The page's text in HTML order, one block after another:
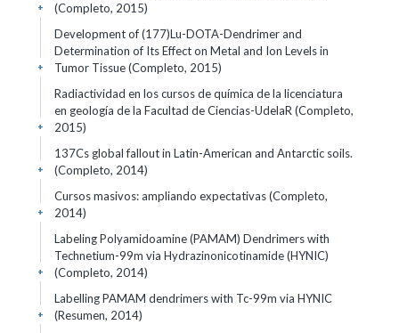
(Completo, 2015)
+
Development of (177)Lu-DOTA-Dendrimer and
Determination of Its Effect on Metal and Ion Levels in
Tumor Tissue (Completo, 2015)
+
Radiactividad en los cursos de química de la licenciatura
en geología de la Facultad de Ciencias-UdelaR (Completo,
2015)
+
137Cs global fallout in Latin-American and Antarctic soils.
(Completo, 2014)
+
Cursos masivos: ampliando expectativas (Completo,
2014)
+
Labeling Polyamidoamine (PAMAM) Dendrimers with
Technetium-99m via Hydrazinonicotinamide (HYNIC)
(Completo, 2014)
+
Labelling PAMAM dendrimers with Tc-99m via HYNIC
(Resumen, 2014)
+